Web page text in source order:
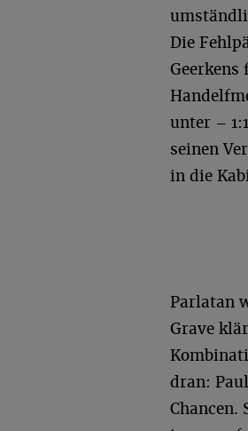
Die
Geerkens
unter –
seinen
in die
Parlatan
Grave
dran:
Chancen.